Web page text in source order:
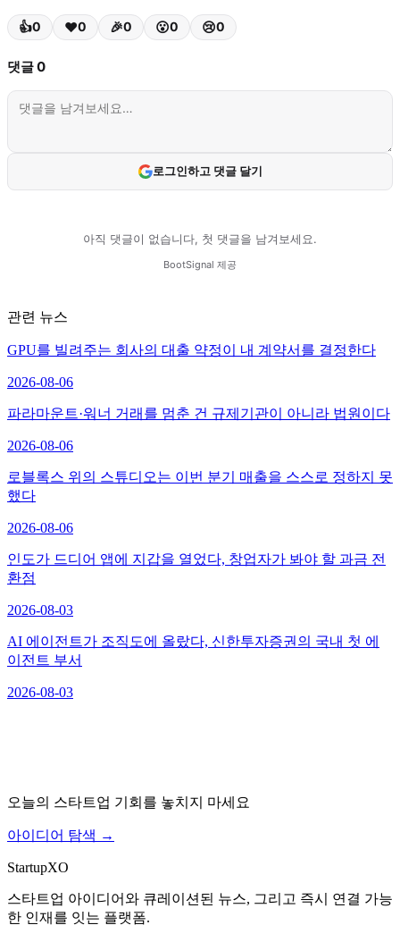
관련 뉴스
GPU를 빌려주는 회사의 대출 약정이 내 계약서를 결정한다
2026-08-06
파라마운트·워너 거래를 멈춘 건 규제기관이 아니라 법원이다
2026-08-06
로블록스 위의 스튜디오는 이번 분기 매출을 스스로 정하지 못
했다
2026-08-06
인도가 드디어 앱에 지갑을 열었다, 창업자가 봐야 할 과금 전
환점
2026-08-03
AI 에이전트가 조직도에 올랐다, 신한투자증권의 국내 첫 에
이전트 부서
2026-08-03
오늘의 스타트업 기회를 놓치지 마세요
아이디어 탐색 →
StartupXO
스타트업 아이디어와 큐레이션된 뉴스, 그리고 즉시 연결 가능
한 인재를 잇는 플랫폼.